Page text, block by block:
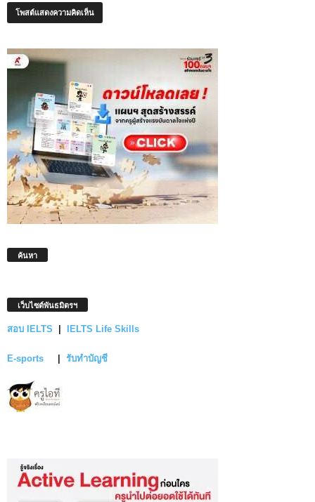
ค้นหา
เว็บไซต์พันธมิตรฯ
สอบ IELTS | IELTS Life Skills
E-sports | รับทำบัญชี